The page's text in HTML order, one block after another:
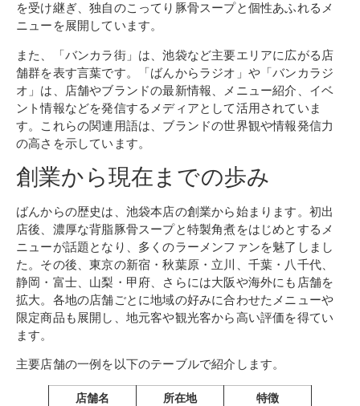
を受け継ぎ、独自のこってり豚骨スープと個性あふれるメ
ニューを展開しています。
また、「バンカラ街」は、池袋など主要エリアに広がる店
舗群を表す言葉です。「ばんからラジオ」や「バンカラジ
オ」は、店舗やブランドの最新情報、メニュー紹介、イベ
ント情報などを発信するメディアとして活用されていま
す。これらの関連用語は、ブランドの世界観や情報発信力
の高さを示しています。
創業から現在までの歩み
ばんからの歴史は、池袋本店の創業から始まります。初出
店後、濃厚な背脂豚骨スープと特製角煮をはじめとするメ
ニューが話題となり、多くのラーメンファンを魅了しまし
た。その後、東京の新宿・秋葉原・立川、千葉・八千代、
静岡・富士、山梨・甲府、さらには大阪や海外にも店舗を
拡大。各地の店舗ごとに地域の好みに合わせたメニューや
限定商品も展開し、地元客や観光客から高い評価を得てい
ます。
主要店舗の一例を以下のテーブルで紹介します。
店舗名 所在地 特徴